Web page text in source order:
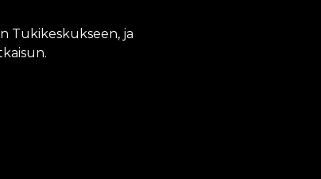
Tukikeskukseen, ja